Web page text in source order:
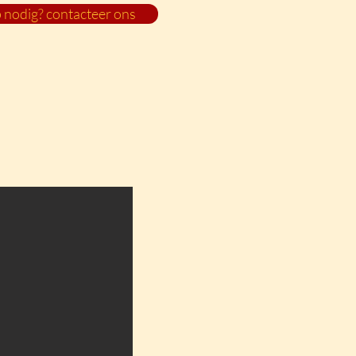
contacteer ons